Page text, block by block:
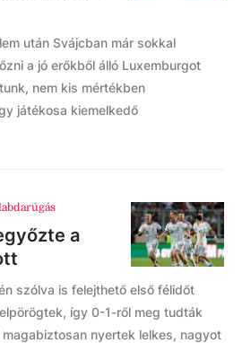
után Svájcban már sokkal
a jó erőkből álló Luxemburgot
nem kis mértékben
játékosa kiemelkedő
a
szólva is felejthető első félidőt
így 0-1-ről meg tudták
nyertek lelkes, nagyot